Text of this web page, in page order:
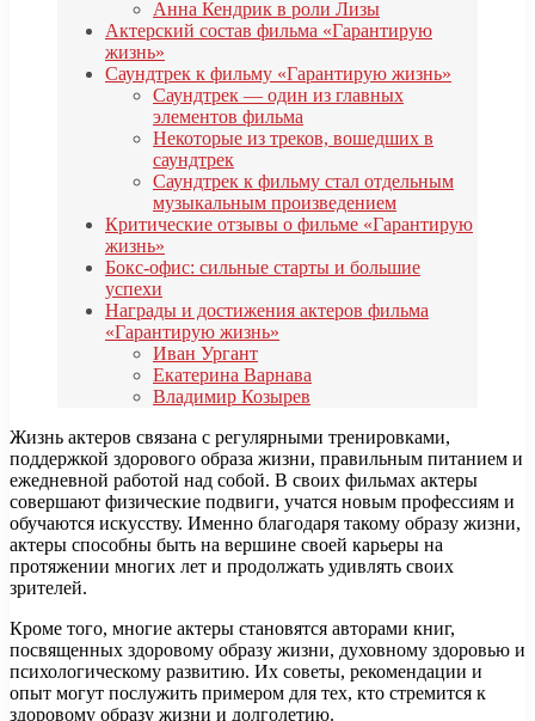
Анна Кендрик в роли Лизы
Актерский состав фильма «Гарантирую
жизнь»
Саундтрек к фильму «Гарантирую жизнь»
Саундтрек — один из главных
элементов фильма
Некоторые из треков, вошедших в
саундтрек
Саундтрек к фильму стал отдельным
музыкальным произведением
Критические отзывы о фильме «Гарантирую
жизнь»
Бокс-офис: сильные старты и большие
успехи
Награды и достижения актеров фильма
«Гарантирую жизнь»
Иван Ургант
Екатерина Варнава
Владимир Козырев
Жизнь актеров связана с регулярными тренировками,
поддержкой здорового образа жизни, правильным питанием и
ежедневной работой над собой. В своих фильмах актеры
совершают физические подвиги, учатся новым профессиям и
обучаются искусству. Именно благодаря такому образу жизни,
актеры способны быть на вершине своей карьеры на
протяжении многих лет и продолжать удивлять своих
зрителей.
Кроме того, многие актеры становятся авторами книг,
посвященных здоровому образу жизни, духовному здоровью и
психологическому развитию. Их советы, рекомендации и
опыт могут послужить примером для тех, кто стремится к
здоровому образу жизни и долголетию.